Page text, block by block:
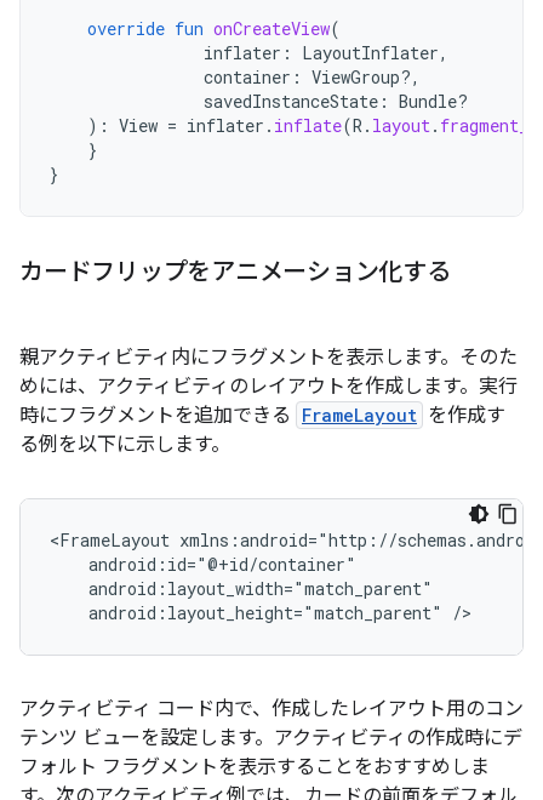
override fun onCreateView(
inflater : LayoutInflater,
container : ViewGroup?,
savedInstanceState : Bundle?
): View = inflater . inflate(R . layout.
}
}
カードフリップをアニメーション化する
親アクティビティ内にフラグメントを表示します。そのた
めには、アクティビティのレイアウトを作成します。実行
時にフラグメントを追加できる
FrameLayout を作成す
る例を以下に示します。
<FrameLayout
android:layout_height="match_parent"
アクティビティ コード内で、作成したレイアウト用のコン
テンツ ビューを設定します。アクティビティの作成時にデ
フォルト フラグメントを表示することをおすすめしま